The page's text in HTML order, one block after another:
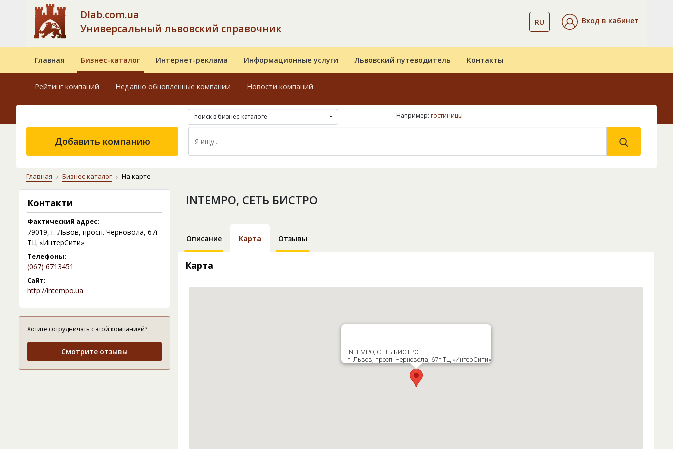
Dlab.com.ua
Универсальный львовский справочник
RU Вход в кабинет
Главная Бизнес-каталог Интернет-реклама Информационные услуги Львовский путеводитель Контакты
Рейтинг компаний Недавно обновленные компании Новости компаний
поиск в бизнес-каталоге Например: гостиницы
Добавить компанию
Главная Бизнес-каталог На карте
Контакти
Фактический адрес:
79019, г. Львов, просп. Черновола, 67г
ТЦ «ИнтерСити»
Телефоны:
(067) 6713451
Сайт:
http://intempo.ua
Хотите сотрудничать с этой компанией?
Смотрите отзывы
INTEMPO, СЕТЬ БИСТРО
Описание Карта Отзывы
Карта
INTEMPO, СЕТЬ БИСТРО
г. Львов, просп. Черновола, 67г ТЦ «ИнтерСити»